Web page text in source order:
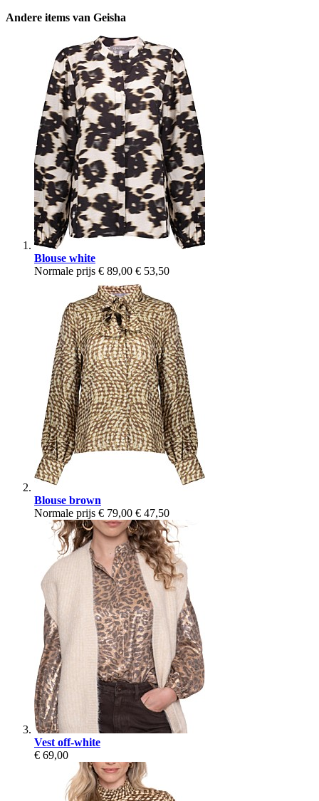
Andere items van Geisha
Blouse white
Normale prijs € 89,00 € 53,50
Blouse brown
Normale prijs € 79,00 € 47,50
Vest off-white
€ 69,00